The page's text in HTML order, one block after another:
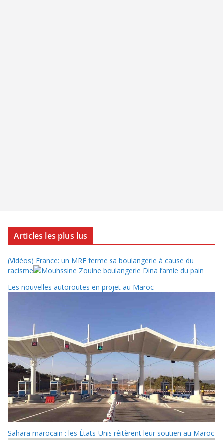
Articles les plus lus
(Vidéos) France: un MRE ferme sa boulangerie à cause du
racisme
Les nouvelles autoroutes en projet au Maroc
Sahara marocain : les États-Unis réitèrent leur soutien au Maroc